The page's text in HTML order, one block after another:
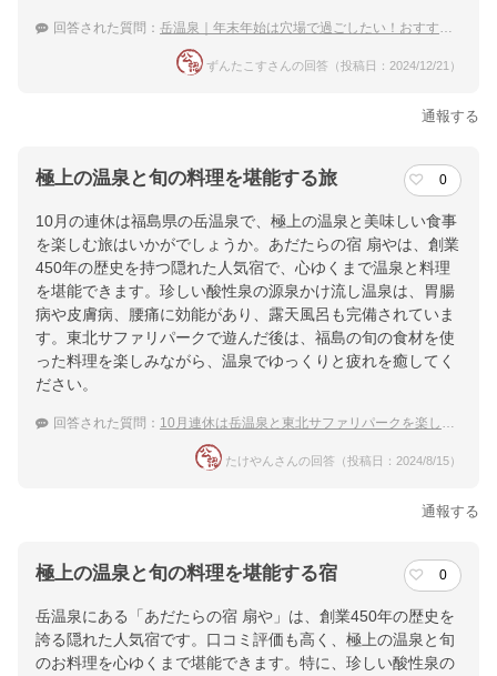
回答された質問： 岳温泉｜年末年始は穴場で過ごしたい！おすすめの宿は？
ずんたこすさんの回答（投稿日：2024/12/21）
通報する
極上の温泉と旬の料理を堪能する旅 0
10月の連休は福島県の岳温泉で、極上の温泉と美味しい食事
を楽しむ旅はいかがでしょうか。あだたらの宿 扇やは、創業
450年の歴史を持つ隠れた人気宿で、心ゆくまで温泉と料理
を堪能できます。珍しい酸性泉の源泉かけ流し温泉は、胃腸
病や皮膚病、腰痛に効能があり、露天風呂も完備されていま
す。東北サファリパークで遊んだ後は、福島の旬の食材を使
った料理を楽しみながら、温泉でゆっくりと疲れを癒してく
ださい。
回答された質問： 10月連休は岳温泉と東北サファリパークを楽しむ旅。露天風呂と食事がおすすめの宿は？
たけやんさんの回答（投稿日：2024/8/15）
通報する
極上の温泉と旬の料理を堪能する宿 0
岳温泉にある「あだたらの宿 扇や」は、創業450年の歴史を
誇る隠れた人気宿です。口コミ評価も高く、極上の温泉と旬
のお料理を心ゆくまで堪能できます。特に、珍しい酸性泉の